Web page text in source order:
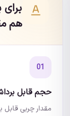
برای
هم
01
حجم قابل
مقدار چربی قابل